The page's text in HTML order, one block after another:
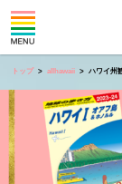
トップ allhawaii ハワイ州